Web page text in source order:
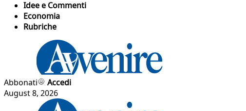
Idee e Commenti
Economia
Rubriche
Abbonati
Accedi
August 8, 2026